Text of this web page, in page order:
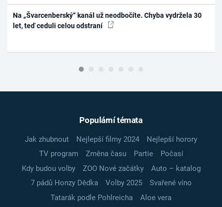
Na „Švarcenberský“ kanál už neodbočíte. Chyba vydržela 30
let, teď ceduli celou odstraní
Populární témata
Jak zhubnout Nejlepší filmy 2024
Nejlepší horory
TV program
Změna času Partie
Počasí
Kdy budou volby
ZOO Nové začátky
Auto – katalog
7 pádů Honzy Dědka
Volby 2025
Svařené víno
Tatarák podle Pohlreicha
Aloe vera